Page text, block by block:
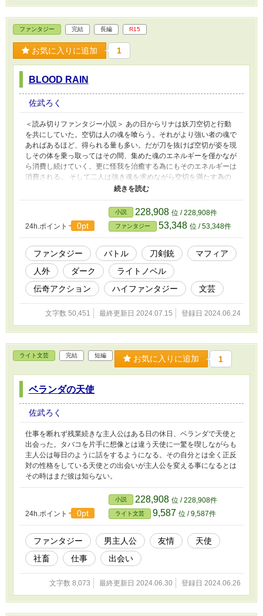
た『桃太郎』の名を父親から受け継いだ主人
公。しかしその一族はただ『桃太郎』という名
を代々受け継いでいるわけではなくその名と共
にある意志が親から子へと引き継がれていた。
それは主人公も例外ではなく彼もまたその意志
を成し遂げようとしていた。 そんな意志と『桃
ら人探しなど手広く行い御伽だけではなく過激
本格的な活動は開始された。そして主人公は一
族の意志の為、情報を集めながらも日々AOFに
訪れる依頼をこなしていた。 ※この物語はフィ
クションです。実在の団体や人物と一切関係は
ありません。
ファンタジー 完結 長編 R15
お気に入りに追加 1
BLOOD RAIN
佐武ろく
＜読み切りファンタジー小説＞ あの日からリナは妖刀空切と行動
を共にしていた。空切は人の魂を喰らう。それがより強い者の魂で
あればあるほど、得られる量も多い。だが刀を抜けば空切が姿を現
しその体を乗っ取ってはその間、集めた魂のエネルギーを僅かなが
ら消費し続けていく。更に怪我を治癒する為にもそのエネルギーは
消費される。 そして二人は強き魂を求めながら空切を満たす為の
旅を続けていた。 リナは満たす事で妖刀から自身を解放出来ると
信じて。 ラウルはその時を目にする為に。 ※この物語はフィクシ
ョンです。実在の団体や人物と一切関係はありません。
24h.ポイント 0pt
小説 228,908 位 / 228,908件
ファンタジー 53,348 位 / 53,348件
ファンタジー バトル 刀剣銃
マフィア
人外
ダーク
ライトノベル
伝奇アクション
ハイファンタジー 文芸
文字数 50,451 最終更新日 2024.07.15 登録日 2024.06.24
ライト文芸 完結 短編 お気に入りに追加 1
ベランダの天使
佐武ろく
仕事を断れず残業続きな主人公はある日の休日、ベランダで天使と
出会った。タバコを片手に想像とは違う天使に一驚を喫しながらも
主人公は毎日のように話をするようになる。その自分とは全く正反
対の性格をしている天使との出会いが主人公を変える事になるとは
その時はまだ彼は知らない。
24h.ポイント 0pt
小説 228,908 位 / 228,908件
ライト文芸 9,587 位 / 9,587件
ファンタジー 男主人公 友情
天使
社畜
仕事 出会い
文字数 8,073 最終更新日 2024.06.30 登録日 2024.06.26